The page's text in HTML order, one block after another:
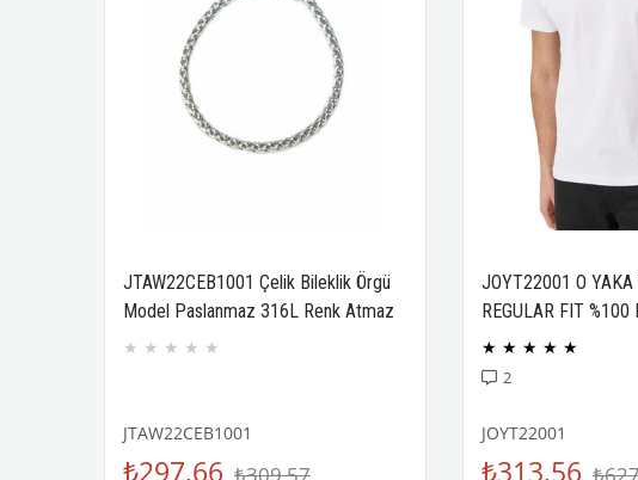
JTAW22CEB1001 Çelik Bileklik Örgü
Model Paslanmaz 316L Renk Atmaz
Janti Garantili
★ ★ ★ ★ ★
JTAW22CEB1001
₺297,66
JOYT22001 O YAKA
REGULAR FIT %100
COMPACK PENYE
★ ★ ★ ★ ★
2
JOYT22001
₺313,56